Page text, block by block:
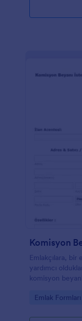
Komisyon
Emlakçılara, bir
yardımcı
komisyon
Go to Category:
Emlak Formları